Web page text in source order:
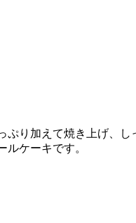
ぷり加えて焼き上げ、し
ルケーキです。